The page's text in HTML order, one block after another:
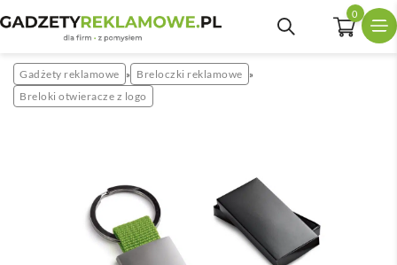
0
Gadżety reklamowe » Breloczki reklamowe »
Breloki otwieracze z logo